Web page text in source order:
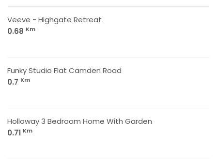
Veeve - Highgate Retreat
0.68 Km
Funky Studio Flat Camden Road
0.7 Km
Holloway 3 Bedroom Home With Garden
0.71 Km